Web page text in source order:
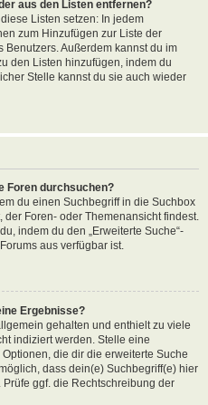
aus den Listen entfernen?
Listen setzen: In jedem
zum Hinzufügen zur Liste der
Außerdem kannst du im
den Listen hinzufügen, indem du
Stelle kannst du sie auch wieder
Foren durchsuchen?
du einen Suchbegriff in die Suchbox
Foren- oder Themenansicht findest.
indem du den „Erweiterte Suche“-
aus verfügbar ist.
Ergebnisse?
gehalten und enthielt zu viele
indiziert werden. Stelle eine
die dir die erweiterte Suche
dass dein(e) Suchbegriff(e) hier
ggf. die Rechtschreibung der